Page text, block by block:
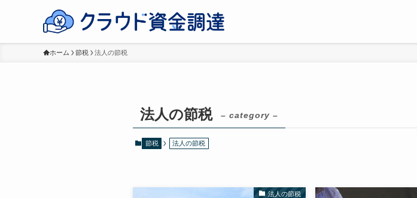
ホーム 節税 法人の節税
法人の節税 – category –
節税 法人の節税
法人の節税